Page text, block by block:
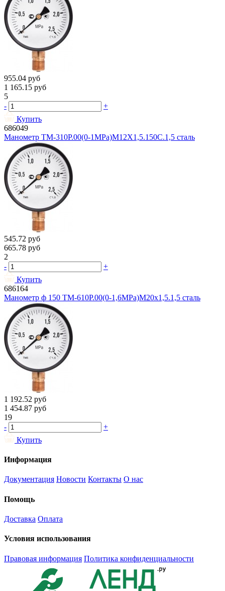
955.04 руб
1 165.15 руб
5
-
+
Купить
686049
Манометр ТМ-310Р.00(0-1MPa)M12X1,5.150С.1,5 сталь
545.72 руб
665.78 руб
2
-
+
Купить
686164
Манометр ф 150 ТМ-610Р.00(0-1,6MPa)М20х1,5.1,5 сталь
1 192.52 руб
1 454.87 руб
19
-
+
Купить
Информация
Документация Новости Контакты О нас
Помощь
Доставка Оплата
Условия использования
Правовая информация Политика конфиденциальности